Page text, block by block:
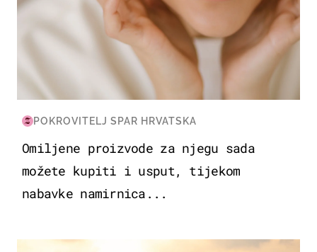
POKROVITELJ SPAR HRVATSKA
Omiljene proizvode za njegu sada
možete kupiti i usput, tijekom
nabavke namirnica...